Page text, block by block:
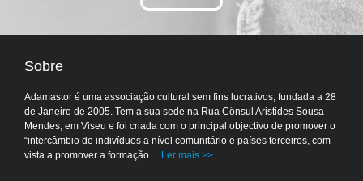
Sobre
Adamastor é uma associação cultural sem fins lucrativos, fundada a 28
de Janeiro de 2005. Tem a sua sede na Rua Cônsul Aristides Sousa
Mendes, em Viseu e foi criada com o principal objectivo de promover o
“intercâmbio de indivíduos a nível comunitário e países terceiros, com
vista a promover a formação… Ler mais >>